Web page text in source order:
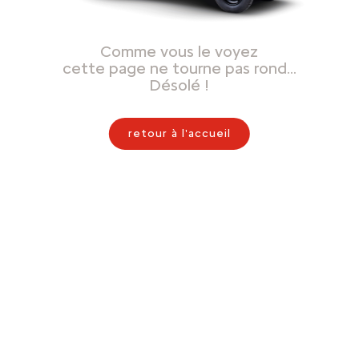
Comme vous le voyez
cette page ne tourne pas rond…
Désolé !
retour à l'accueil